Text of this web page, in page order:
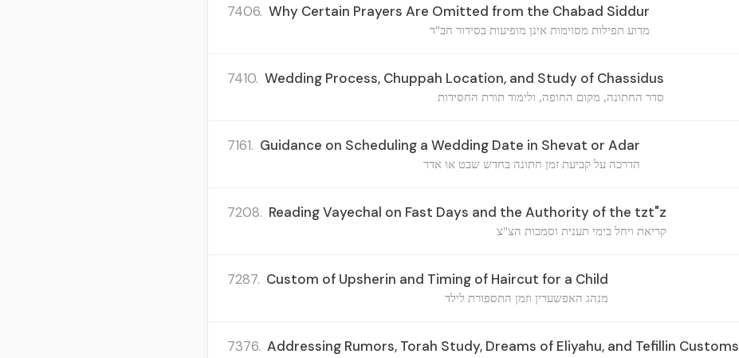
7406. Why Certain Prayers Are Omitted from the Chabad Siddur
מדוע תפילות מסוימות אינן מופיעות בסידור חב"ד
7410. Wedding Process, Chuppah Location, and Study of Chassidus
סדר החתונה, מקום החופה, ולימוד תורת החסידות
7161. Guidance on Scheduling a Wedding Date in Shevat or Adar
הדרכה על קביעת זמן חתונה בחדש שבט או אדר
7208. Reading Vayechal on Fast Days and the Authority of the tzt"z
קריאת ויחל בימי תענית וסמכות הצ"צ
7287. Custom of Upsherin and Timing of Haircut for a Child
מנהג האפשערין וזמן התספורת לילד
7376. Addressing Rumors, Torah Study, Dreams of Eliyahu, and Tefillin Customs